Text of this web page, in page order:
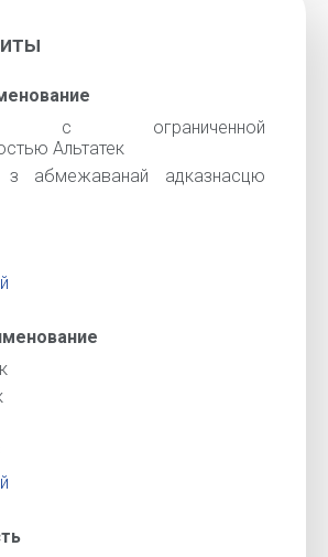
с ограниченной
Альтатек
з абмежаванай адказнасцю